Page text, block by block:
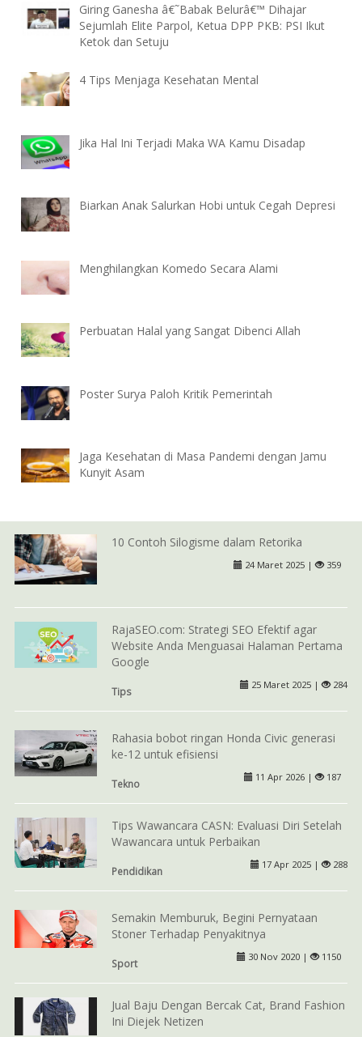
Giring Ganesha â€˜Babak Belurâ€™ Dihajar
Sejumlah Elite Parpol, Ketua DPP PKB: PSI Ikut
Ketok dan Setuju
4 Tips Menjaga Kesehatan Mental
Jika Hal Ini Terjadi Maka WA Kamu Disadap
Biarkan Anak Salurkan Hobi untuk Cegah Depresi
Menghilangkan Komedo Secara Alami
Perbuatan Halal yang Sangat Dibenci Allah
Poster Surya Paloh Kritik Pemerintah
Jaga Kesehatan di Masa Pandemi dengan Jamu
Kunyit Asam
10 Contoh Silogisme dalam Retorika
24 Maret 2025 | 359
RajaSEO.com: Strategi SEO Efektif agar
Website Anda Menguasai Halaman Pertama
Google
Tips
25 Maret 2025 | 284
Rahasia bobot ringan Honda Civic generasi
ke-12 untuk efisiensi
Tekno
11 Apr 2026 | 187
Tips Wawancara CASN: Evaluasi Diri Setelah
Wawancara untuk Perbaikan
Pendidikan
17 Apr 2025 | 288
Semakin Memburuk, Begini Pernyataan
Stoner Terhadap Penyakitnya
Sport
30 Nov 2020 | 1150
Jual Baju Dengan Bercak Cat, Brand Fashion
Ini Diejek Netizen